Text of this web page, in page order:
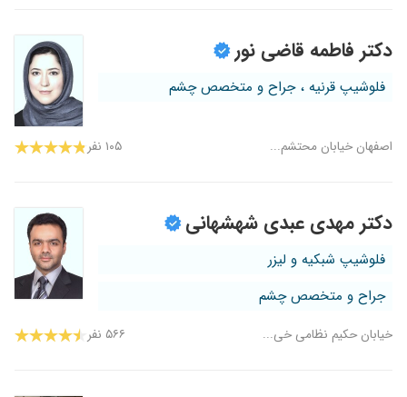
دکتر فاطمه قاضی نور
فلوشیپ قرنیه ، جراح و متخصص چشم
اصفهان خیابان محتشم... ۱۰۵ نفر
دکتر مهدی عبدی شهشهانی
فلوشیپ شبکیه و لیزر
جراح و متخصص چشم
خیابان حکیم نظامی خی... ۵۶۶ نفر